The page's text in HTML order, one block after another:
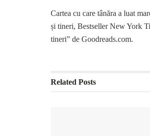
Cartea cu care tânăra a luat
și tineri, Bestseller New York
tineri” de Goodreads.com.
Related Posts